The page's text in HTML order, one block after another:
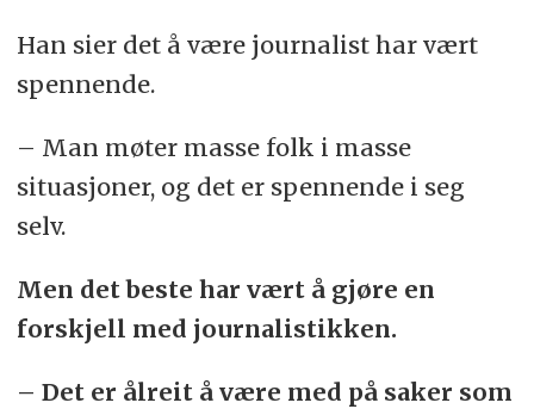
Han sier det å være journalist har vært
spennende.
– Man møter masse folk i masse
situasjoner, og det er spennende i seg
selv.
Men det beste har vært å gjøre en
forskjell med journalistikken.
– Det er ålreit å være med på saker som